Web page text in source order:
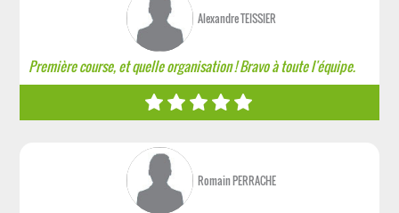
Alexandre TEISSIER
Première course, et quelle organisation ! Bravo à toute l'équipe.
Romain PERRACHE